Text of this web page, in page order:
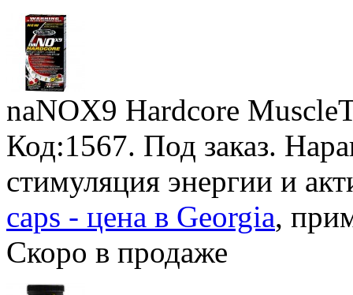
naNOX9 Hardcore
Код:1567. Под заказ.
стимуляция энергии и
caps - цена в Georgia,
Скоро в продаже